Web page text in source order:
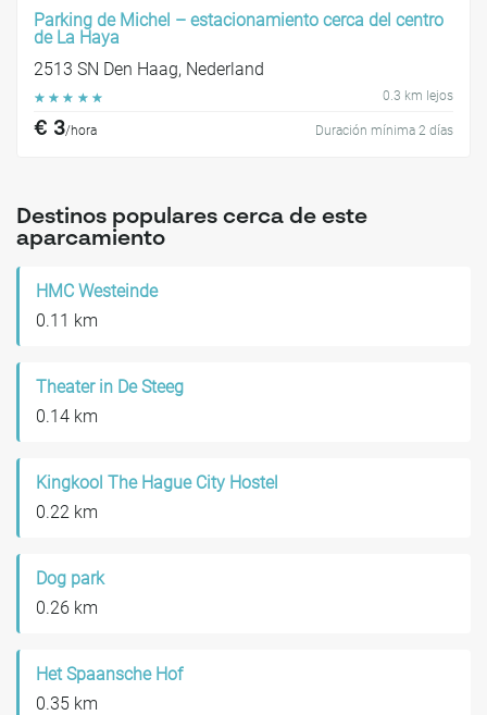
Parking de Michel – estacionamiento cerca del centro
de La Haya
2513 SN Den Haag, Nederland
☆ ☆ ☆ ☆ ☆ 0.3 km lejos
€ 3/hora Duración mínima 2 días
Destinos populares cerca de este
aparcamiento
HMC Westeinde
0.11 km
Theater in De Steeg
0.14 km
Kingkool The Hague City Hostel
0.22 km
Dog park
0.26 km
Het Spaansche Hof
0.35 km